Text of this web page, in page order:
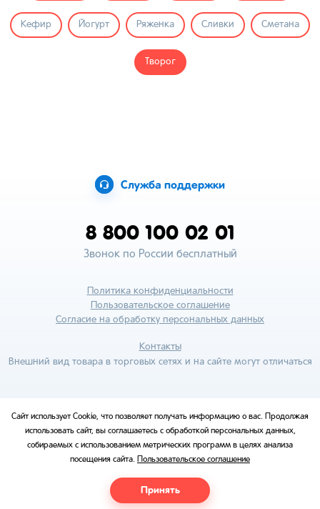
Кефир Йогурт Ряженка Сливки Сметана
Творог
Служба поддержки
8 800 100 02 01
Звонок по России бесплатный
Политика конфиденциальности
Пользовательское соглашение
Согласие на обработку персональных данных
Контакты
Внешний вид товара в торговых сетях и на сайте могут отличаться
Сайт использует Cookie, что позволяет получать информацию о вас. Продолжая
использовать сайт, вы соглашаетесь с обработкой персональных данных,
собираемых с использованием метрических программ в целях анализа
посещения сайта. Пользовательское соглашение
Принять